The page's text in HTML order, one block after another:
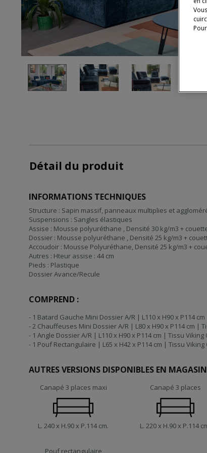
Détail du produit
INFORMATIONS TECHNIQUES
Structure : Sapin massif, panneaux multiplies et
Suspensions : Sangles élastiques
Assise : Mousse polyuréthane , Densité 30 kg/m3 +
Dossier : Mousse polyuréthane , Densité 25 kg/m3 +
Accoudoir : Mousse Polyuréthane, Densité 25 kg/m3 +
Autres : Hteur assise : 44 cm
Pieds : Plastique
Dossier Avance/Recule
COMPREND :
- 1 Batard Gauche Mini Dossier A/R | L110 x H90 x P114
- 2 Chauffeuses Mini Dossier A/R | L80 x H90 x P114 cm |
- 1 Angle Dossier A/R | L110 x H90 x P114 cm | Tissu Viking
- 1 Pouf Rectangulaire | L65 x H42 x P114 cm | Tissu Viking
AUTRES VERSIONS DISPONIBLES EN
Canapé 3 places maxi
L. 240 x H.90 x P.114 cm.
Canapé 3 places
L. 220 x H.90 x P.114
Pouf rectangulaire